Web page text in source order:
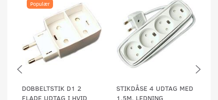
Populær
DOBBELTSTIK D1 2
FLADE UDTAG I HVID
STIKDÅSE 4 UDTAG MED
1,5M. LEDNING